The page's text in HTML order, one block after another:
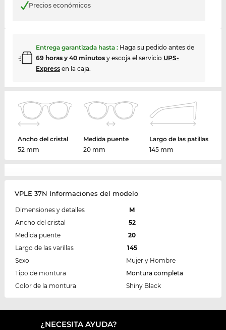
Precios económicos
Entrega garantizada hasta : Haga su pedido antes de
69 horas y 40 minutosy escoja el servicio UPS-
Expressen la caja.
Ancho del cristal
52 mm
Medida puente
20 mm
Largo de las patillas
145 mm
VPLE 37N Informaciones del modelo
Dimensiones y detalles
M
Ancho del cristal
52
Medida puente
20
Largo de las varillas
145
Sexo
Mujer y Hombre
Tipo de montura
Montura completa
Color de la montura
Shiny Black
¿NECESITA AYUDA?